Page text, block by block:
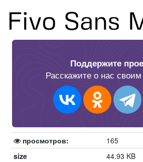
Поддержите
Расскажите о нас
просмотров:
165
size
44.93 KB